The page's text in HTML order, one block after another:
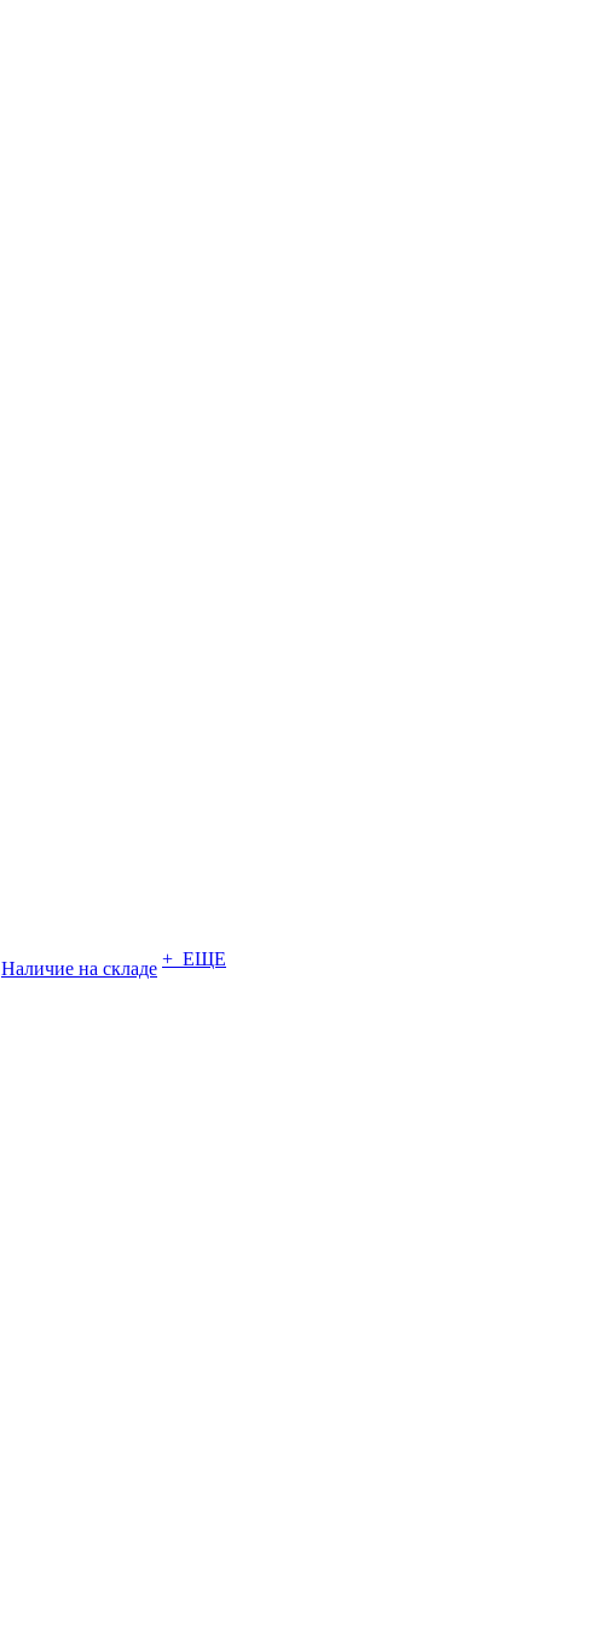
Наличие на складе + ЕЩЕ